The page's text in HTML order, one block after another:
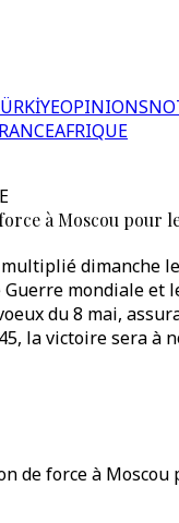
OPINIONS
AFRIQUE
à Moscou pour
dimanche
mondiale et
du 8 mai,
la victoire sera à
de force à Moscou